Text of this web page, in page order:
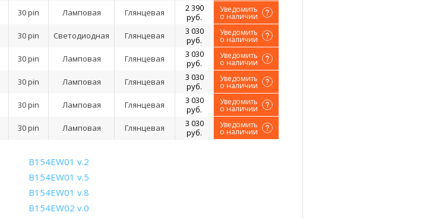
30 pin Ламповая Глянцевая
2 390
руб.
Уведомить
о наличии
30 pin Светодиодная Глянцевая
3 030
руб.
Уведомить
о наличии
30 pin Ламповая Глянцевая
3 030
руб.
Уведомить
о наличии
30 pin Ламповая Глянцевая
3 030
руб.
Уведомить
о наличии
30 pin Ламповая Глянцевая
3 030
руб.
Уведомить
о наличии
30 pin Ламповая Глянцевая
3 030
руб.
Уведомить
о наличии
B154EW01 v.2
B154EW01 v.5
B154EW01 v.8
B154EW02 v.0